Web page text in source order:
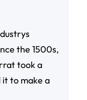
the 1500s,
took a
to make a